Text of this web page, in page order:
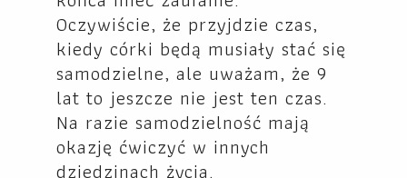
Oczywiście, że przyjdzie czas,
kiedy córki będą musiały stać się
samodzielne, ale uważam, że 9
lat to jeszcze nie jest ten czas.
Na razie samodzielność mają
okazję ćwiczyć w innych
dziedzinach życia.